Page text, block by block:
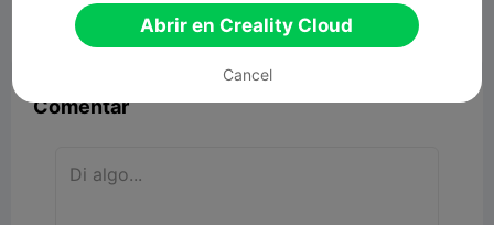
Reporte 3 
Comentar
Abrir en Creality Cloud
Cancel